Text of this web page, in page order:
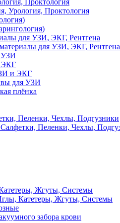
Проктология
Урология, Проктология
для УЗИ, ЭКГ, Рентгена
для УЗИ, ЭКГ, Рентгена
УЗИ
ЭКГ
и ЭКГ
для УЗИ
плёнка
Пеленки, Чехлы, Подгузники
Пеленки, Чехлы,
Жгуты, Системы
Катетеры, Жгуты, Системы
забора крови